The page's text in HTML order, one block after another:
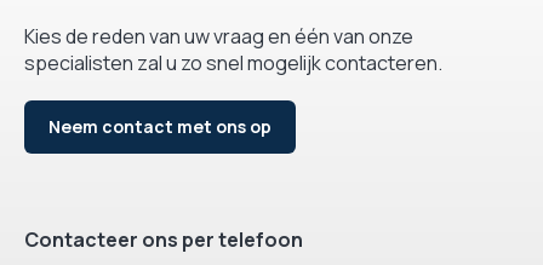
Kies de reden van uw vraag en één van onze
specialisten zal u zo snel mogelijk contacteren.
Neem contact met ons op
Contacteer ons per telefoon